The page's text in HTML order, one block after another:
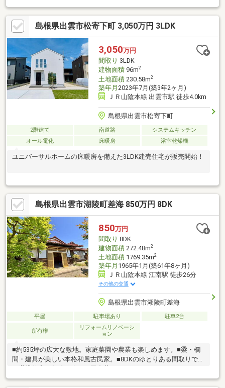
アップ！■書庫付き！読書好きの方や推し活中の方にもおすす
め！■脱衣室はランドリールームとして利用可能！雨の日や花粉
の気になる季節にも外を気にせず洗濯できます。■LDKは南向きで
日当たり良好の明るい室内。20帖以上でソファやダイニングテー
ブルを置いてもゆったりの広さ！
島根県出雲市松寄下町 3,050万円 3LDK
3,050万円
間取り 3LDK
建物面積96m2
土地面積230.58m2
築年月 2023年7月(築3年2ヶ月)
ＪＲ山陰本線 出雲市駅 徒歩4.0km
島根県出雲市松寄下町
2階建て 南道路
システムキッチン
オール電化
床暖房 浴室乾燥機
ユニバーサルホームの床暖房を備えた3LDK建売住宅が販売開始！
島根県出雲市湖陵町差海 850万円 8DK
850万円
間取り 8DK
建物面積272.48m2
土地面積1769.35m2
築年月 1965年1月(築61年8ヶ月)
ＪＲ山陰本線 江南駅 徒歩26分
その他の交通
島根県出雲市湖陵町差海
平屋 駐車場あり 駐車2台
所有権
リフォームリノベーシ
ョン
■約535坪の広大な敷地。家庭菜園や農業も楽しめます。■梁・欄
間・建具が美しい本格和風古民家。■8DKのゆとりある間取りで、
パー・コンビニ徒歩圏の立地も魅力。・築年不詳（課税明細書で